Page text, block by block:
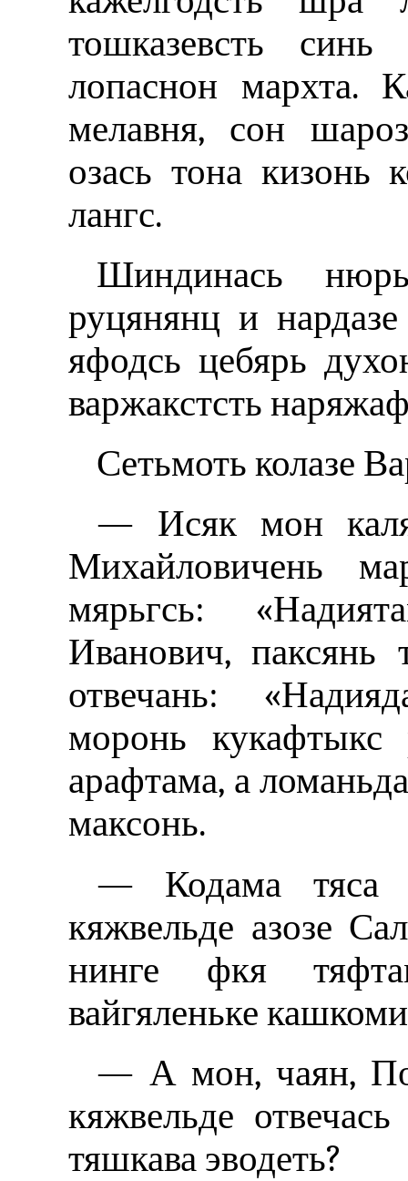
тошказевсть синь
лопаснон мархта.
мелавня, сон
озась тона кизонь
лангс.
Шиндинась
руцянянц и
яфодсь цебярь
варжакстсть
Сетьмоть колазе
— Исяк мон
Михайловичень
мярьгсь:
Иванович,
отвечань:
моронь кукафтыкс
арафтама, а
максонь.
— Кодама тяса
кяжвельде азозе
нинге фкя
вайгяленьке
— А мон, чаян,
кяжвельде
тяшкава эводеть?